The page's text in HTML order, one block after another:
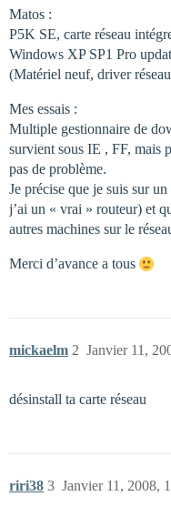
Matos :
P5K SE, carte réseau
Windows XP SP1 Pro
(Matériel neuf, driver
Mes essais :
Multiple gestionnaire de
survient sous IE , FF, mais
pas de problème.
Je précise que je suis sur
j’ai un « vrai » routeur) et
autres machines sur le
Merci d’avance a tous
mickaelm Janvier 11,
2
désinstall ta carte réseau
riri38 Janvier 11, 2008,
3